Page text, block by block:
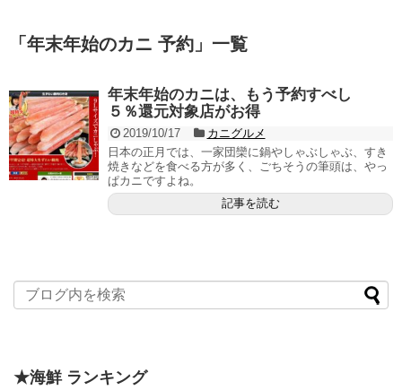
「 年末年始のカニ 予約 」 一覧
年末年始のカニは、もう予約すべし
５％還元対象店がお得
2019/10/17
カニグルメ
日本の正月では、一家団欒に鍋やしゃぶしゃぶ、すき
焼きなどを食べる方が多く、ごちそうの筆頭は、やっ
ぱカニですよね。
記事を読む
★海鮮 ランキング